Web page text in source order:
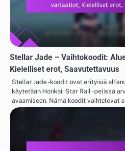
Stellar Jade – Vaihtokoodit:
Kielelliset erot, Saavutettavuus
Stellar Jade -koodit ovat erityisiä
käytetään Honkai: Star Rail -pelissä
avaamiseen. Nämä koodit vaihtelevat